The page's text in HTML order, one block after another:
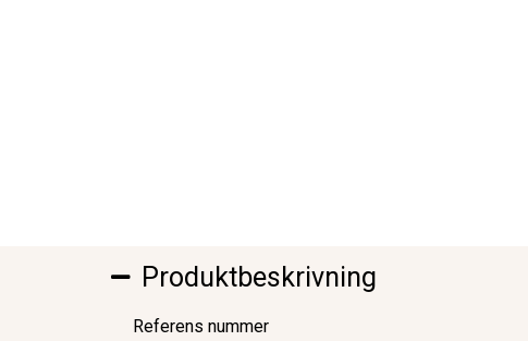
Produktbeskrivning
Referens nummer